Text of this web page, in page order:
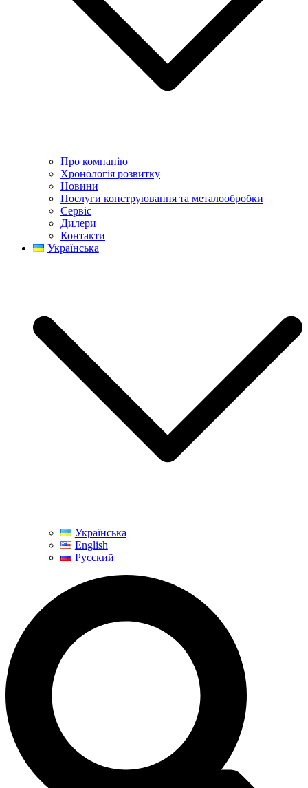
Про компанію
Хронологія розвитку
Новини
Послуги конструювання та металообробки
Сервіс
Дилери
Контакти
Українська
Українська
English
Русский